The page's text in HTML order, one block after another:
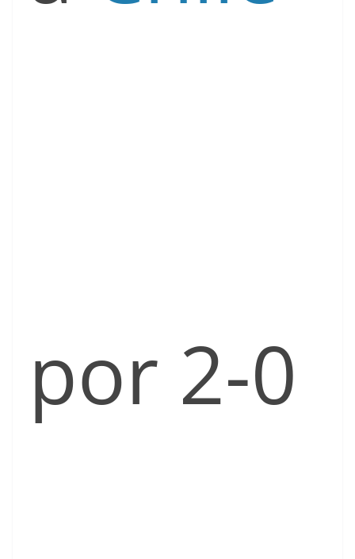
por 2-0